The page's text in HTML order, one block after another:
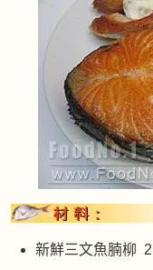
新鮮三文魚腩柳